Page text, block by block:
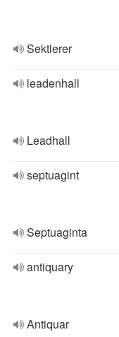
Sektierer
leadenhall
Leadhall
septuagint
Septuaginta
antiquary
Antiquar